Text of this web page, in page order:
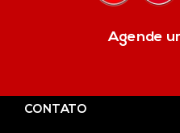
Agende
CONTATO